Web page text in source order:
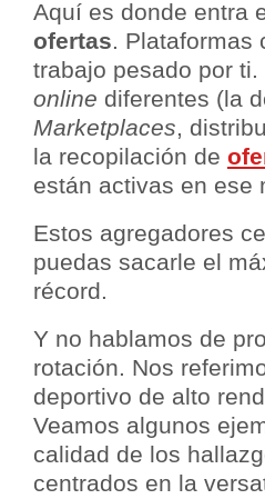
Aquí es donde entra
ofertas. Plataformas
trabajo pesado por
online diferentes (la
Marketplaces,
la recopilación de
están activas en ese
Estos agregadores
puedas sacarle el
récord.
Y no hablamos de
rotación. Nos
deportivo de alto
Veamos algunos
calidad de los
centrados en la